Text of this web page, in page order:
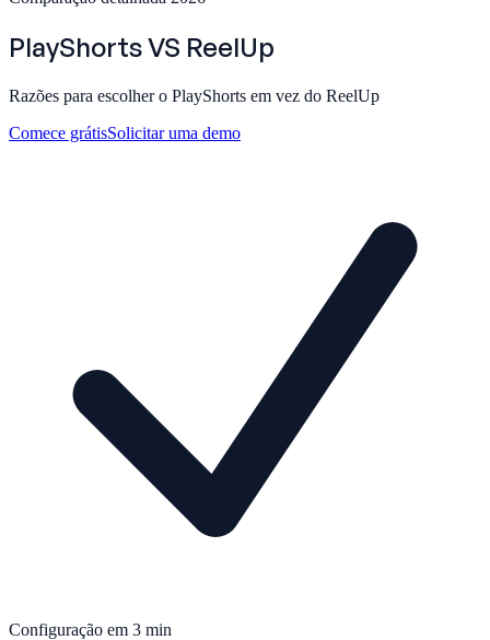
PlayShortsVS ReelUp
Razões para escolher o PlayShorts em vez do ReelUp
Comece grátisSolicitar uma demo
Configuração em 3 min